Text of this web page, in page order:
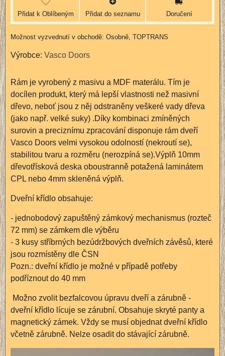
Přidat k Oblíbeným Přidat do seznamu Doručení
Osobně, TOPTRANS
Výrobce: Vasco Doors
Rám je vyrobený z masivu a MDF materálu. Tím je
docílen produkt, který má lepší vlastnosti než masivní
dřevo, neboť jsou z něj odstraněny veškeré vady dřeva
(jako např. velké suky) .Díky kombinaci zmíněných
surovin a preciznímu zpracování disponuje rám dveří
Vasco Doors velmi vysokou odolností (nekroutí se),
stabilitou tvaru a rozměru (nerozpíná se).Výplň 10mm
dřevotřísková deska oboustranně potažená laminátem
CPL nebo 4mm skleněná výplň.
Dveřní křídlo obsahuje:
- jednobodový zapuštěný zámkový mechanismus (rozteč
72 mm) se zámkem dle výběru
- 3 kusy stříbrných bezúdržbových dveřních závěsů, které
jsou rozmístěny dle ČSN
Pozn.: dveřní křídlo je možné v případě potřeby
podříznout do 40 mm
Možno zvolit bezfalcovou úpravu dveří a zárubně -
dveřní křídlo lícuje se zárubní. Obsahuje skryté panty a
magnetický zámek. Vždy se musí objednat dveřní křídlo
včetně zárubně. Nelze osadit do stávající zárubně.